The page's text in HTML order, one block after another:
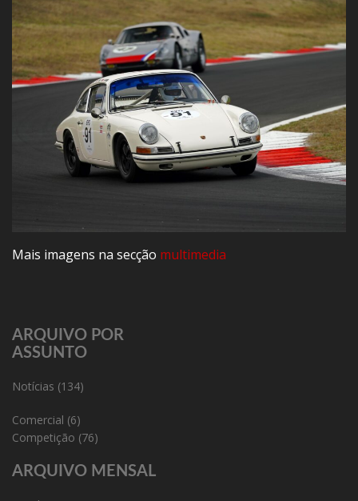
Mais imagens na secção multimedia
ARQUIVO POR
ASSUNTO
Notícias (134)
Comercial (6)
Competição (76)
ARQUIVO MENSAL